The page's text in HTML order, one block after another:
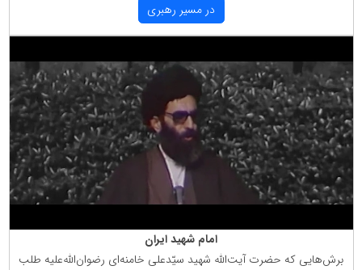
در مسیر رهبری
امام شهید ایران
برش‌هایی كه حضرت آیت‌الله شهید سیّدعلی خامنه‌ای رضوان‌الله‌علیه طلب